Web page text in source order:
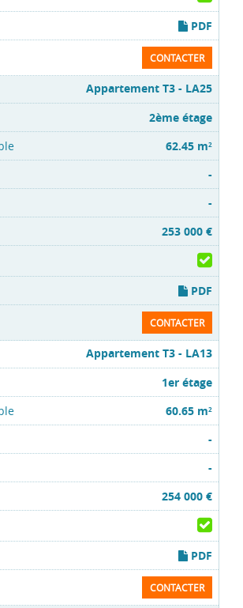
PDF
CONTACTER
Appartement T3 - LA25
2ème étage
62.45 m2
-
-
253 000 €
PDF
CONTACTER
Appartement T3 - LA13
1er étage
60.65 m2
-
-
254 000 €
PDF
CONTACTER